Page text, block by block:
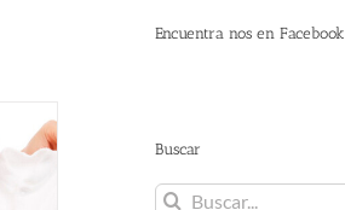
Encuentra nos en Facebook
Buscar
Buscar: